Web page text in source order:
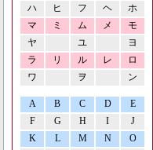
ハ
ヒ フ ヘ
ホ
マ
ミ ム メ
モ
ヤ
ユ
ヨ
ラ
リ ル レ
ロ
ワ
ヲ ン
A B C D
E
F
G H I
J
K
L M N O